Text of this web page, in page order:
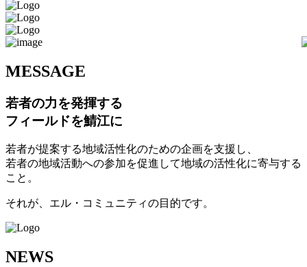
MESSAGE
若者の力を発揮する
フィールドを鯖江に
若者が提案する地域活性化のための企画を支援し、
若者の地域活動への参加を促進して地域の活性化に寄与する
こと。
それが、エル・コミュニティの目的です。
NEWS